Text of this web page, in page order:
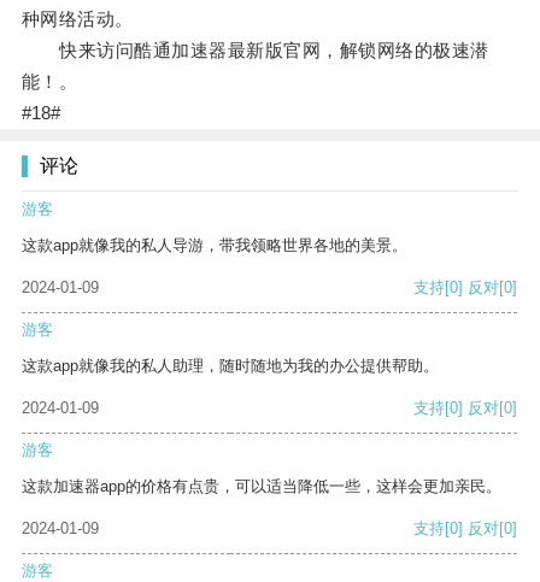
种网络活动。
快来访问酷通加速器最新版官网，解锁网络的极速潜
能！。
#18#
评论
游客
这款app就像我的私人导游，带我领略世界各地的美景。
2024-01-09 支持[0] 反对[0]
游客
这款app就像我的私人助理，随时随地为我的办公提供帮助。
2024-01-09 支持[0] 反对[0]
游客
这款加速器app的价格有点贵，可以适当降低一些，这样会更加亲民。
2024-01-09 支持[0] 反对[0]
游客